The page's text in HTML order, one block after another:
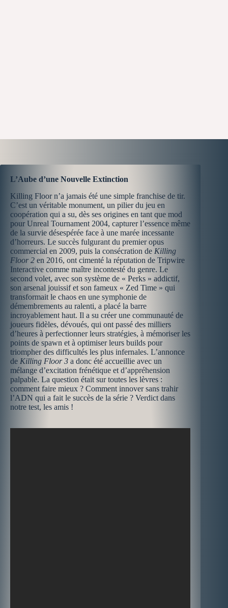
L’Aube d’une Nouvelle Extinction
Killing Floor n’a jamais été une simple franchise de tir.
C’est un véritable monument, un pilier du jeu en
coopération qui a su, dès ses origines en tant que mod
pour Unreal Tournament 2004, capturer l’essence même
de la survie désespérée face à une marée incessante
d’horreurs. Le succès fulgurant du premier opus
commercial en 2009, puis la consécration de Killing
Floor 2 en 2016, ont cimenté la réputation de Tripwire
Interactive comme maître incontesté du genre. Le
second volet, avec son système de « Perks » addictif,
son arsenal jouissif et son fameux « Zed Time » qui
transformait le chaos en une symphonie de
démembrements au ralenti, a placé la barre
incroyablement haut. Il a su créer une communauté de
joueurs fidèles, dévoués, qui ont passé des milliers
d’heures à perfectionner leurs stratégies, à mémoriser les
points de spawn et à optimiser leurs builds pour
triompher des difficultés les plus infernales. L’annonce
de Killing Floor 3 a donc été accueillie avec un
mélange d’excitation frénétique et d’appréhension
palpable. La question était sur toutes les lèvres :
comment faire mieux ? Comment innover sans trahir
l’ADN qui a fait le succès de la série ? Verdict dans
notre test, les amis !